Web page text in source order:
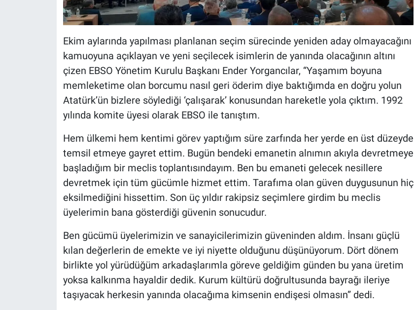
Ekim aylarında yapılması planlanan seçim sürecinde yeniden aday olmayacağını
kamuoyuna açıklayan ve yeni seçilecek isimlerin de yanında olacağının altını
çizen EBSO Yönetim Kurulu Başkanı Ender Yorgancılar, “Yaşamım boyuna
memleketime olan borcumu nasıl geri öderim diye baktığımda en doğru yolun
Atatürk’ün bizlere söylediği ‘çalışarak’ konusundan hareketle yola çıktım. 1992
yılında komite üyesi olarak EBSO ile tanıştım.
Hem ülkemi hem kentimi görev yaptığım süre zarfında her yerde en üst düzeyde
temsil etmeye gayret ettim. Bugün bendeki emanetin alnımın akıyla devretmeye
başladığım bir meclis toplantısındayım. Ben bu emaneti gelecek nesillere
devretmek için tüm gücümle hizmet ettim. Tarafıma olan güven duygusunun hiç
eksilmediğini hissettim. Son üç yıldır rakipsiz seçimlere girdim bu meclis
üyelerimin bana gösterdiği güvenin sonucudur.
Ben gücümü üyelerimizin ve sanayicilerimizin güveninden aldım. İnsanı güçlü
kılan değerlerin de emekte ve iyi niyette olduğunu düşünüyorum. Dört dönem
birlikte yol yürüdüğüm arkadaşlarımla göreve geldiğim günden bu yana üretim
yoksa kalkınma hayaldir dedik. Kurum kültürü doğrultusunda bayrağı ileriye
taşıyacak herkesin yanında olacağıma kimsenin endişesi olmasın” dedi.